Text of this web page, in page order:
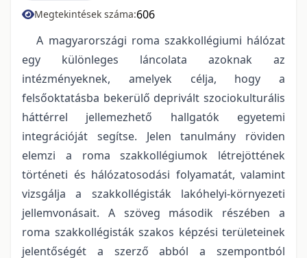
Megtekintések száma:606
A magyarországi roma szakkollégiumi hálózat
egy különleges láncolata azoknak az
intézményeknek, amelyek célja, hogy a
felsőoktatásba bekerülő deprivált szociokulturális
háttérrel jellemezhető hallgatók egyetemi
integrációját segítse. Jelen tanulmány röviden
elemzi a roma szakkollégiumok létrejöttének
történeti és hálózatosodási folyamatát, valamint
vizsgálja a szakkollégisták lakóhelyi-környezeti
jellemvonásait. A szöveg második részében a
roma szakkollégisták szakos képzési területeinek
jelentőségét a szerző abból a szempontból